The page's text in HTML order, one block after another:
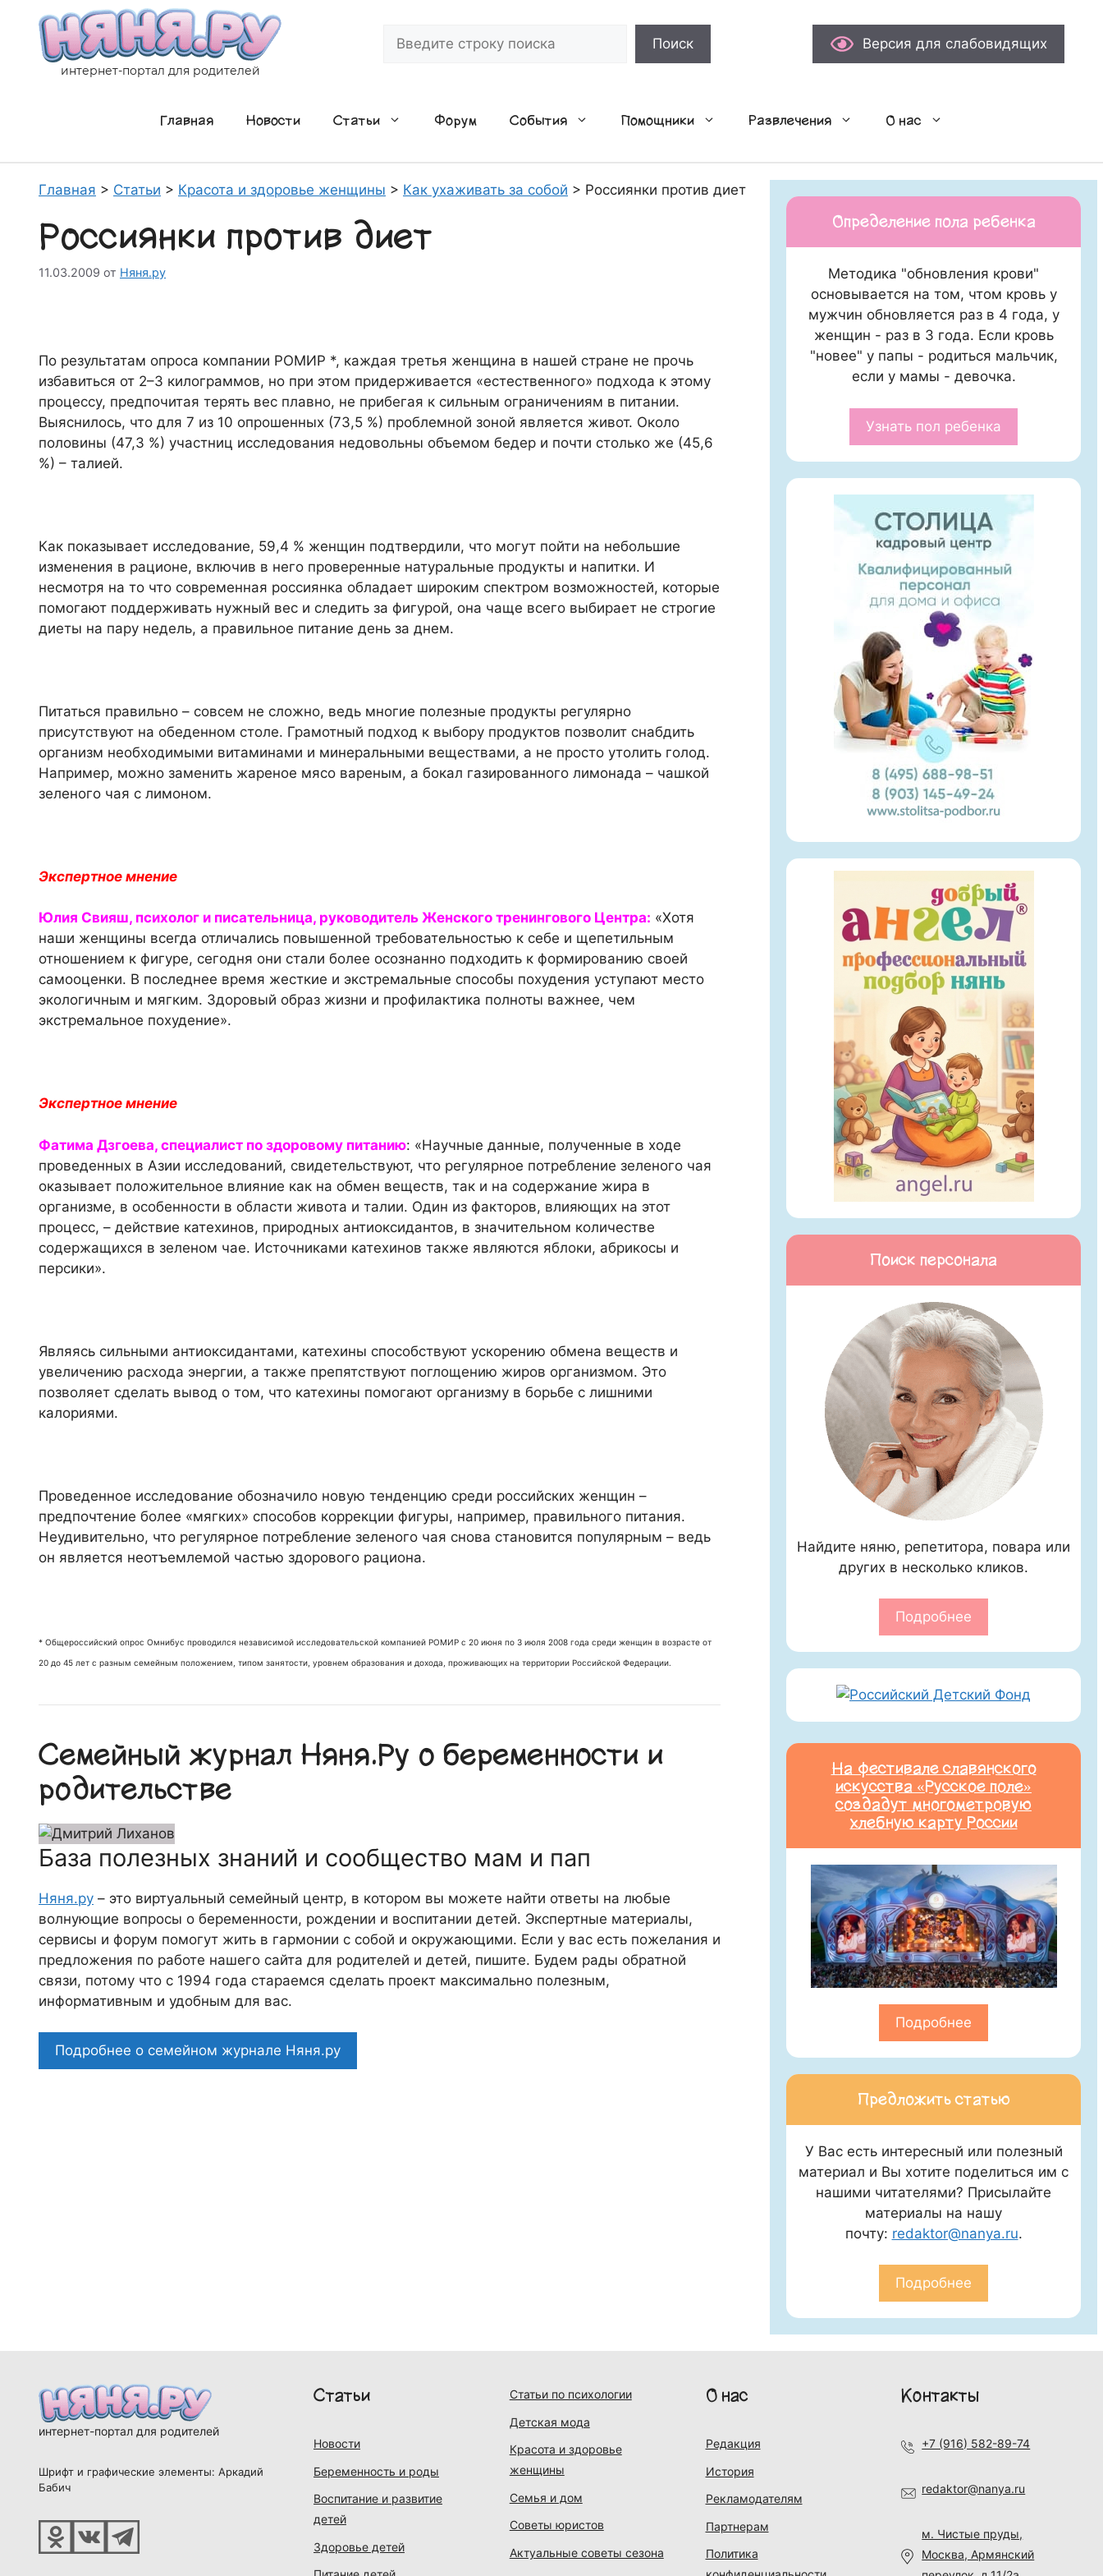
содержимому
интернет-портал для родителей
Поиск Версия для слабовидящих
Главная Новости Статьи Форум События Помощники Развлечения О нас
Главная > Статьи > Красота и здоровье женщины > Как ухаживать за собой > Россиянки против диет
Россиянки против диет
11.03.2009 от Няня.ру
По результатам опроса компании РОМИР *, каждая третья женщина в нашей стране не прочь
избавиться от 2–3 килограммов, но при этом придерживается «естественного» подхода к этому
процессу, предпочитая терять вес плавно, не прибегая к сильным ограничениям в питании.
Выяснилось, что для 7 из 10 опрошенных (73,5 %) проблемной зоной является живот. Около
половины (47,3 %) участниц исследования недовольны объемом бедер и почти столько же (45,6
%) – талией.
Как показывает исследование, 59,4 % женщин подтвердили, что могут пойти на небольшие
изменения в рационе, включив в него проверенные натуральные продукты и напитки. И
несмотря на то что современная россиянка обладает широким спектром возможностей, которые
помогают поддерживать нужный вес и следить за фигурой, она чаще всего выбирает не строгие
диеты на пару недель, а правильное питание день за днем.
Питаться правильно – совсем не сложно, ведь многие полезные продукты регулярно
присутствуют на обеденном столе. Грамотный подход к выбору продуктов позволит снабдить
организм необходимыми витаминами и минеральными веществами, а не просто утолить голод.
Например, можно заменить жареное мясо вареным, а бокал газированного лимонада – чашкой
зеленого чая с лимоном.
Экспертное мнение
Юлия Свияш, психолог и писательница, руководитель Женского тренингового Центра: «Хотя
наши женщины всегда отличались повышенной требовательностью к себе и щепетильным
отношением к фигуре, сегодня они стали более осознанно подходить к формированию своей
самооценки. В последнее время жесткие и экстремальные способы похудения уступают место
экологичным и мягким. Здоровый образ жизни и профилактика полноты важнее, чем
экстремальное похудение».
Экспертное мнение
Фатима Дзгоева, специалист по здоровому питанию: «Научные данные, полученные в ходе
проведенных в Азии исследований, свидетельствуют, что регулярное потребление зеленого чая
оказывает положительное влияние как на обмен веществ, так и на содержание жира в
организме, в особенности в области живота и талии. Один из факторов, влияющих на этот
процесс, – действие катехинов, природных антиоксидантов, в значительном количестве
содержащихся в зеленом чае. Источниками катехинов также являются яблоки, абрикосы и
персики».
Являясь сильными антиоксидантами, катехины способствуют ускорению обмена веществ и
увеличению расхода энергии, а также препятствуют поглощению жиров организмом. Это
позволяет сделать вывод о том, что катехины помогают организму в борьбе с лишними
калориями.
Проведенное исследование обозначило новую тенденцию среди российских женщин –
предпочтение более «мягких» способов коррекции фигуры, например, правильного питания.
Неудивительно, что регулярное потребление зеленого чая снова становится популярным – ведь
он является неотъемлемой частью здорового рациона.
* Общероссийский опрос Омнибус проводился независимой исследовательской компанией РОМИР с 20 июня по 3 июля 2008 года среди женщин в возрасте от
20 до 45 лет с разным семейным положением, типом занятости, уровнем образования и дохода, проживающих на территории Российской Федерации.
Семейный журнал Няня.Ру о беременности и
родительстве
База полезных знаний и сообщество мам и пап
Няня.ру – это виртуальный семейный центр, в котором вы можете найти ответы на любые
волнующие вопросы о беременности, рождении и воспитании детей. Экспертные материалы,
сервисы и форум помогут жить в гармонии с собой и окружающими. Если у вас есть пожелания и
предложения по работе нашего сайта для родителей и детей, пишите. Будем рады обратной
связи, потому что c 1994 года стараемся сделать проект максимально полезным,
информативным и удобным для вас.
Подробнее о семейном журнале Няня.ру
Определение пола ребенка
Методика "обновления крови"
основывается на том, чтом кровь у
мужчин обновляется раз в 4 года, у
женщин - раз в 3 года. Если кровь
"новее" у папы - родиться мальчик,
если у мамы - девочка.
Узнать пол ребенка
Поиск персонала
Найдите няню, репетитора, повара или
других в несколько кликов.
Подробнее
На фестивале славянского
искусства «Русское поле»
создадут многометровую
хлебную карту России
Подробнее
Предложить статью
У Вас есть интересный или полезный
материал и Вы хотите поделиться им с
нашими читателями? Присылайте
материалы на нашу
почту: redaktor@nanya.ru.
Подробнее
интернет-портал для родителей
Шрифт и графические элементы: Аркадий
Бабич
Статьи
Новости
Беременность и роды
Воспитание и развитие
детей
Здоровье детей
Статьи по психологии
Детская мода
Красота и здоровье
женщины
Семья и дом
Советы юристов
Актуальные советы сезона
О нас
Редакция
История
Рекламодателям
Партнерам
Политика
Контакты
+7 (916) 582-89-74
redaktor@nanya.ru
м. Чистые пруды,
Москва, Армянский